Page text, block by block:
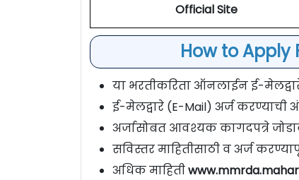
Official Site
How to Apply
या भरतीकरिता ऑनलाईन ई-
ई-मेलद्वारे (E-Mail) अर्ज करण्याची
अर्जासोबत आवश्यक कागदपत्रे
सविस्तर माहितीसाठी व अर्ज
अधिक माहिती